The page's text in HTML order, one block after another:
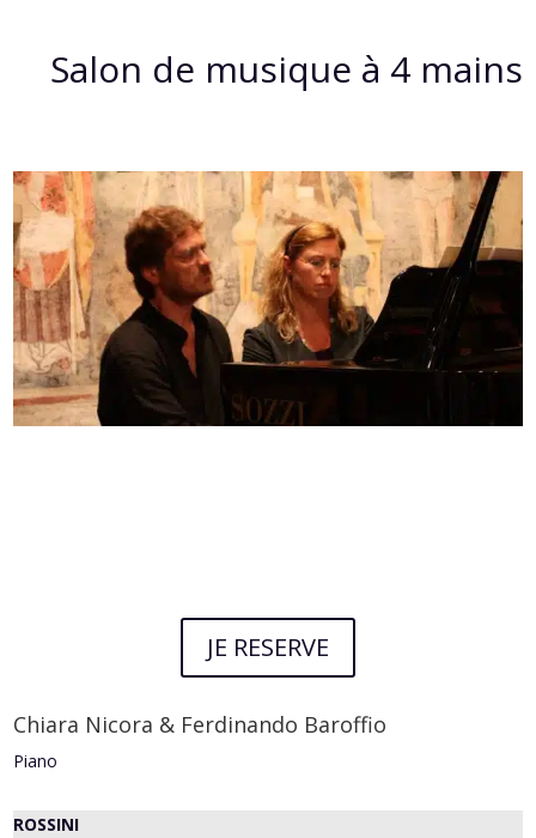
Salon de musique à 4 mains
JE RESERVE
Chiara Nicora & Ferdinando Baroffio
Piano
ROSSINI